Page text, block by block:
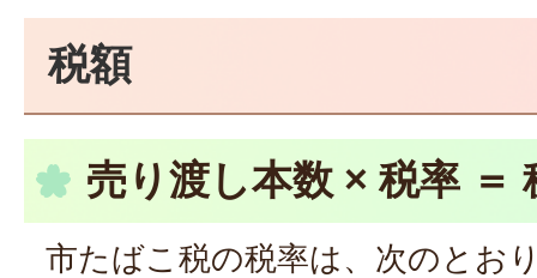
税額
売り渡し本数 × 税率 ＝
市たばこ税の税率は、次のとお